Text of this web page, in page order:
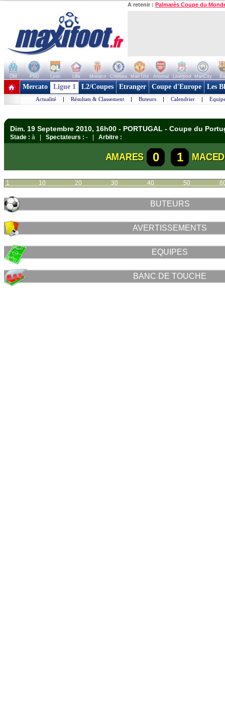
A retenir : Palmarès Coupe du
OM PSG Lyon Lille Monaco Chelsea Man Utd Arsenal Liverpool ManCity
+ de clubs
Mercato Ligue 1 L2/Coupes Etranger Coupe d'Europe Les
Actualité | Résultats & Classement | Buteurs | Calendrier |
Dim. 19 Septembre 2010, 16h00 - PORTUGAL - Coupe du
Stade : à | Spectateurs : - | Arbitre :
AMARES 0 1
1 10 20 30 40 50
BUTEURS
AVERTISSEMENTS
EQUIPES
BANC DE TOUCHE